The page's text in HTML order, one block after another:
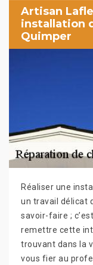
Artisan
installation
Quimper
Réaliser une
un travail délicat
savoir-faire ;
remettre cette
trouvant dans la
vous fier au